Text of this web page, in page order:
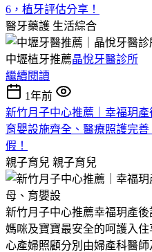
6，植牙評估分享！
醫牙藥護 生活綜合
中壢植牙推薦晶悅牙醫診所
繼續閱讀
1年前
新竹月子中心推薦｜幸福玥
育嬰設施齊全、醫療照護完
假！
親子育兒 親子育兒
新竹月子中心推薦幸福玥產
媽咪及寶寶最安全的呵護入
心產婦照顧分別由婦產科醫